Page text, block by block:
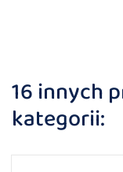
16 innych
kategorii: